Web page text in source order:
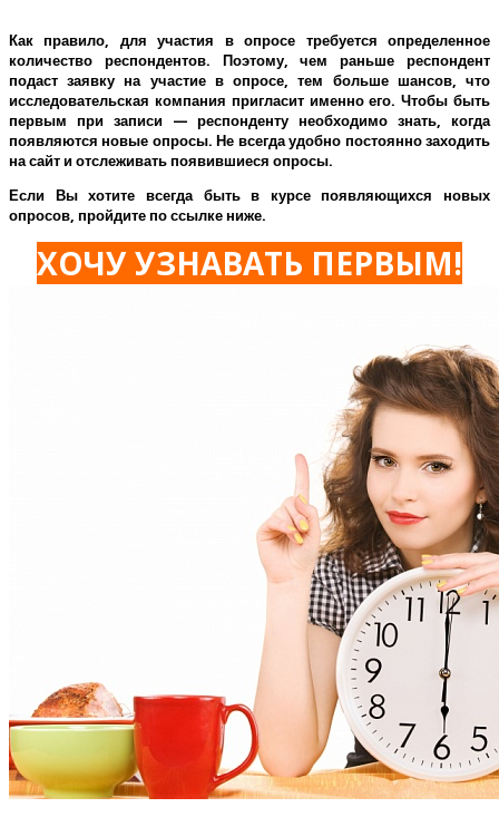
Как правило, для участия в опросе требуется определенное
количество респондентов. Поэтому, чем раньше респондент
подаст заявку на участие в опросе, тем больше шансов, что
исследовательская компания пригласит именно его.Чтобы быть
первым при записи — респонденту необходимо знать, когда
появляются новые опросы. Не всегда удобно постоянно заходить
на сайт и отслеживать появившиеся опросы.
Если Вы хотите всегда быть в курсе появляющихся новых
опросов, пройдите по ссылке ниже.
ХОЧУ УЗНАВАТЬ ПЕРВЫМ!